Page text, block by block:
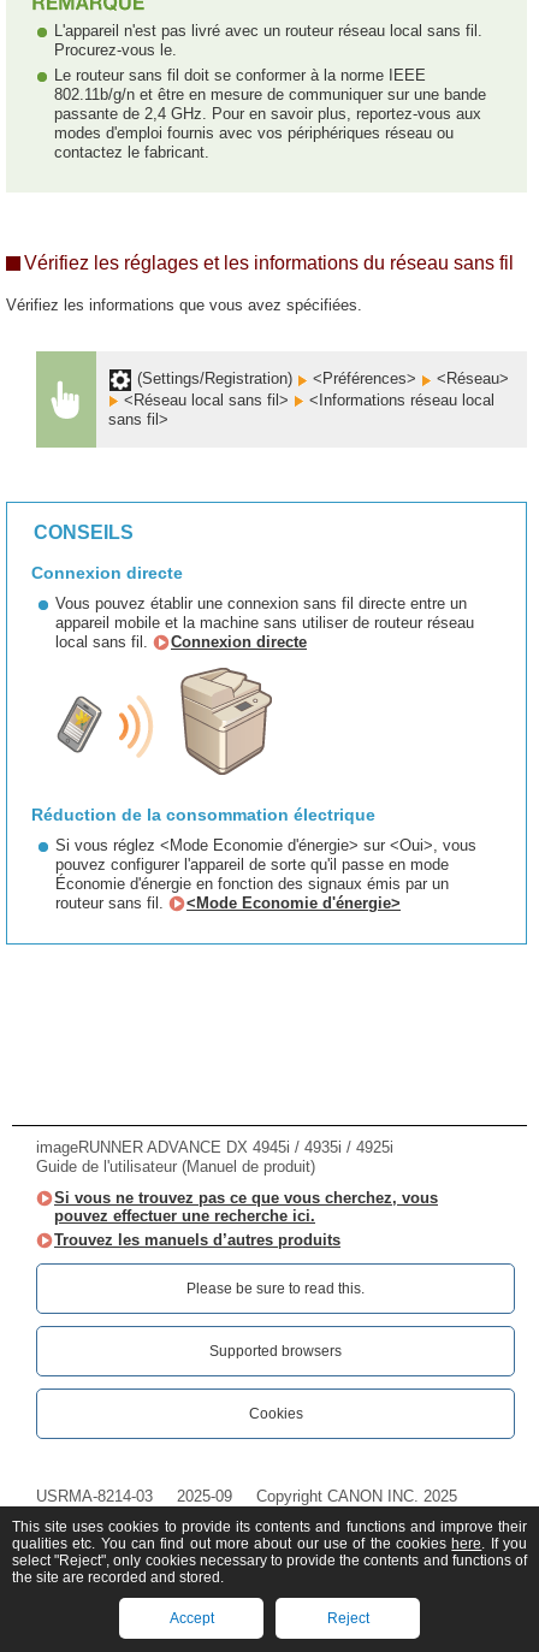
L'appareil n'est pas livré avec un routeur réseau local sans fil.
Procurez-vous le.
Le routeur sans fil doit se conformer à la norme IEEE
802.11b/g/n et être en mesure de communiquer sur une bande
passante de 2,4 GHz. Pour en savoir plus, reportez-vous aux
modes d'emploi fournis avec vos périphériques réseau ou
contactez le fabricant.
Vérifiez les réglages et les informations du réseau sans fil
Vérifiez les informations que vous avez spécifiées.
(Settings/Registration) <Préférences>
<Réseau>
<Réseau local sans fil>
<Informations réseau local
sans fil>
CONSEILS
Connexion directe
Vous pouvez établir une connexion sans fil directe entre un
appareil mobile et la machine sans utiliser de routeur réseau
local sans fil.
Connexion directe
Réduction de la consommation électrique
Si vous réglez <Mode Economie d'énergie> sur <Oui>, vous
pouvez configurer l'appareil de sorte qu'il passe en mode
Économie d'énergie en fonction des signaux émis par un
routeur sans fil.
<Mode Economie d'énergie>
imageRUNNER ADVANCE DX 4945i / 4935i / 4925i
Guide de l'utilisateur (Manuel de produit)
Si vous ne trouvez pas ce que vous cherchez, vous
pouvez effectuer une recherche ici.
Trouvez les manuels d’autres produits
Please be sure to read this.‎
Supported browsers
Cookies
USRMA-8214-03 2025-09 Copyright CANON INC. 2025
This site uses cookies to provide its contents and functions and improve their
qualities etc. You can find out more about our use of the cookies here. If you
select "Reject", only cookies necessary to provide the contents and functions of
the site are recorded and stored.
Accept Reject